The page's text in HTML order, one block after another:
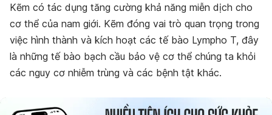
Kẽm có tác dụng tăng cường khả năng miễn dịch cho
cơ thể của nam giới. Kẽm đóng vai trò quan trọng trong
việc hình thành và kích hoạt các tế bào Lympho T, đây
là những tế bào bạch cầu bảo vệ cơ thể chúng ta khỏi
các nguy cơ nhiễm trùng và các bệnh tật khác.